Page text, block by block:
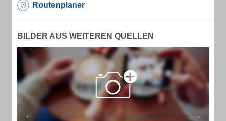
Routenplaner
BILDER AUS WEITEREN QUELLEN